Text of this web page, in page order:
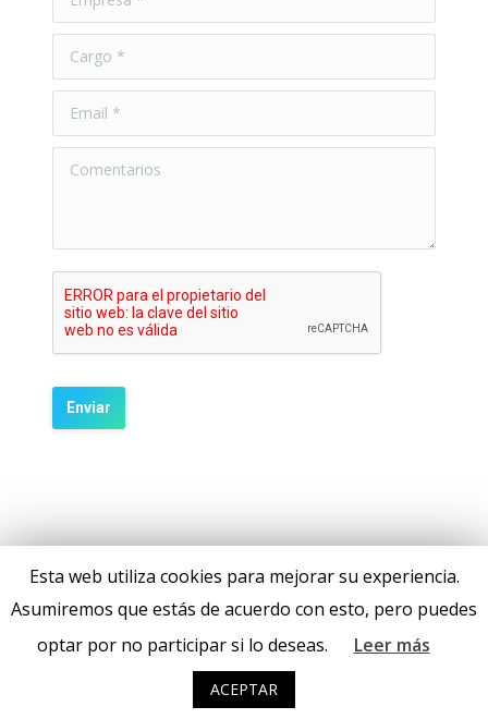
(c) 2017 Raona Enginyers S.L. · Todos los derechos reservados
Esta web utiliza cookies para mejorar su experiencia.
Asumiremos que estás de acuerdo con esto, pero puedes
optar por no participar si lo deseas.
Leer más
ACEPTAR